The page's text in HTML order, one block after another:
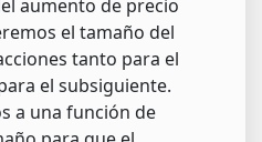
aumento de precio
el tamaño del
tanto para el
el subsiguiente.
a una función de